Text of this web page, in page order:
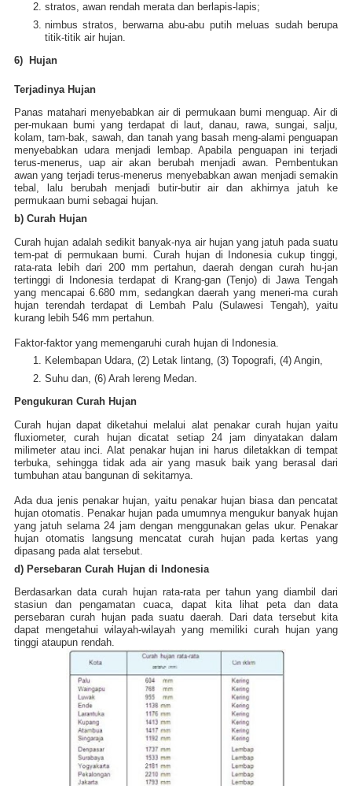
stratos, awan rendah merata dan berlapis-lapis;
nimbus stratos, berwarna abu-abu putih meluas sudah berupa
titik-titik air hujan.
6) Hujan
Terjadinya Hujan
Panas matahari menyebabkan air di permukaan bumi menguap. Air di
per-mukaan bumi yang terdapat di laut, danau, rawa, sungai, salju,
kolam, tam-bak, sawah, dan tanah yang basah meng-alami penguapan
menyebabkan udara menjadi lembap. Apabila penguapan ini terjadi
terus-menerus, uap air akan berubah menjadi awan. Pembentukan
awan yang terjadi terus-menerus menyebabkan awan menjadi semakin
tebal, lalu berubah menjadi butir-butir air dan akhirnya jatuh ke
permukaan bumi sebagai hujan.
b) Curah Hujan
Curah hujan adalah sedikit banyak-nya air hujan yang jatuh pada suatu
tem-pat di permukaan bumi. Curah hujan di Indonesia cukup tinggi,
rata-rata lebih dari 200 mm pertahun, daerah dengan curah hu-jan
tertinggi di Indonesia terdapat di Krang-gan (Tenjo) di Jawa Tengah
yang mencapai 6.680 mm, sedangkan daerah yang meneri-ma curah
hujan terendah terdapat di Lembah Palu (Sulawesi Tengah), yaitu
kurang lebih 546 mm pertahun.
Faktor-faktor yang memengaruhi curah hujan di Indonesia.
Kelembapan Udara, (2) Letak lintang, (3) Topografi, (4) Angin,
Suhu dan, (6) Arah lereng Medan.
Pengukuran Curah Hujan
Curah hujan dapat diketahui melalui alat penakar curah hujan yaitu
fluxiometer, curah hujan dicatat setiap 24 jam dinyatakan dalam
milimeter atau inci. Alat penakar hujan ini harus diletakkan di tempat
terbuka, sehingga tidak ada air yang masuk baik yang berasal dari
tumbuhan atau bangunan di sekitarnya.
Ada dua jenis penakar hujan, yaitu penakar hujan biasa dan pencatat
hujan otomatis. Penakar hujan pada umumnya mengukur banyak hujan
yang jatuh selama 24 jam dengan menggunakan gelas ukur. Penakar
hujan otomatis langsung mencatat curah hujan pada kertas yang
dipasang pada alat tersebut.
d) Persebaran Curah Hujan di Indonesia
Berdasarkan data curah hujan rata-rata per tahun yang diambil dari
stasiun dan pengamatan cuaca, dapat kita lihat peta dan data
persebaran curah hujan pada suatu daerah. Dari data tersebut kita
dapat mengetahui wilayah-wilayah yang memiliki curah hujan yang
tinggi ataupun rendah.